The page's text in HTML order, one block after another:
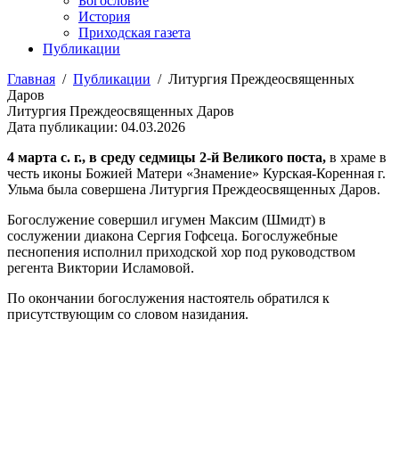
История
Приходская газета
Публикации
Главная / Публикации / Литургия Преждеосвященных
Даров
Литургия Преждеосвященных Даров
Дата публикации: 04.03.2026
4 марта с. г., в среду седмицы 2-й Великого поста, в храме в
честь иконы Божией Матери «Знамение» Курская-Коренная г.
Ульма была совершена Литургия Преждеосвященных Даров.
Богослужение совершил игумен Максим (Шмидт) в
сослужении диакона Сергия Гофсеца. Богослужебные
песнопения исполнил приходской хор под руководством
регента Виктории Исламовой.
По окончании богослужения настоятель обратился к
присутствующим со словом назидания.